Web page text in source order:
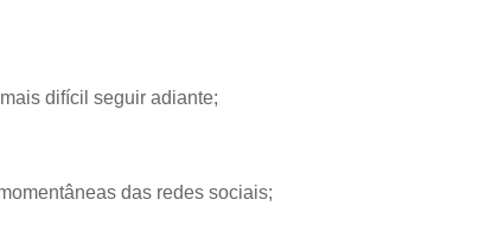
difícil seguir adiante;
das redes sociais;